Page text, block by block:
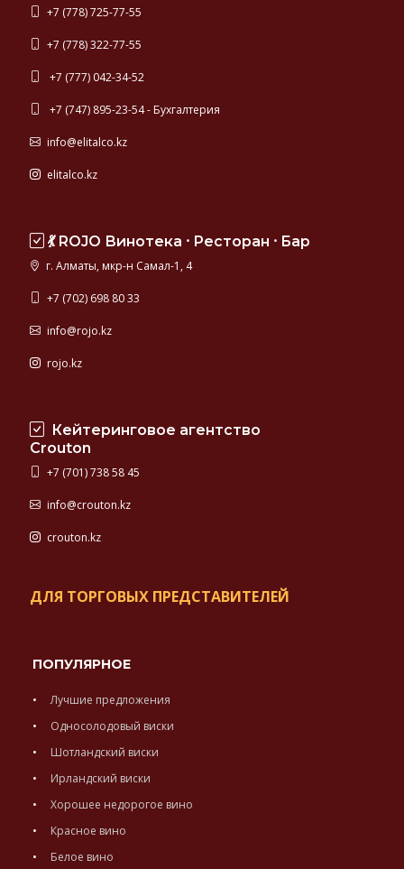
+7 (778) 725-77-55
+7 (778) 322-77-55
+7 (777) 042-34-52
+7 (747) 895-23-54 - Бухгалтерия
info@elitalco.kz
elitalco.kz
💃 ROJO Винотека ⸱ Ресторан ⸱ Бар
г. Алматы, мкр-н Самал-1, 4
+7 (702) 698 80 33
info@rojo.kz
rojo.kz
Кейтеринговое агентство
Crouton
+7 (701) 738 58 45
info@crouton.kz
crouton.kz
ДЛЯ ТОРГОВЫХ ПРЕДСТАВИТЕЛЕЙ
ПОПУЛЯРНОЕ
Лучшие предложения
Односолодовый виски
Шотландский виски
Ирландский виски
Хорошее недорогое вино
Красное вино
Белое вино